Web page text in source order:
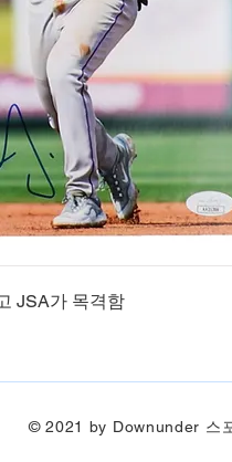
JSA가 목격함
© 2021 by Downunder 스